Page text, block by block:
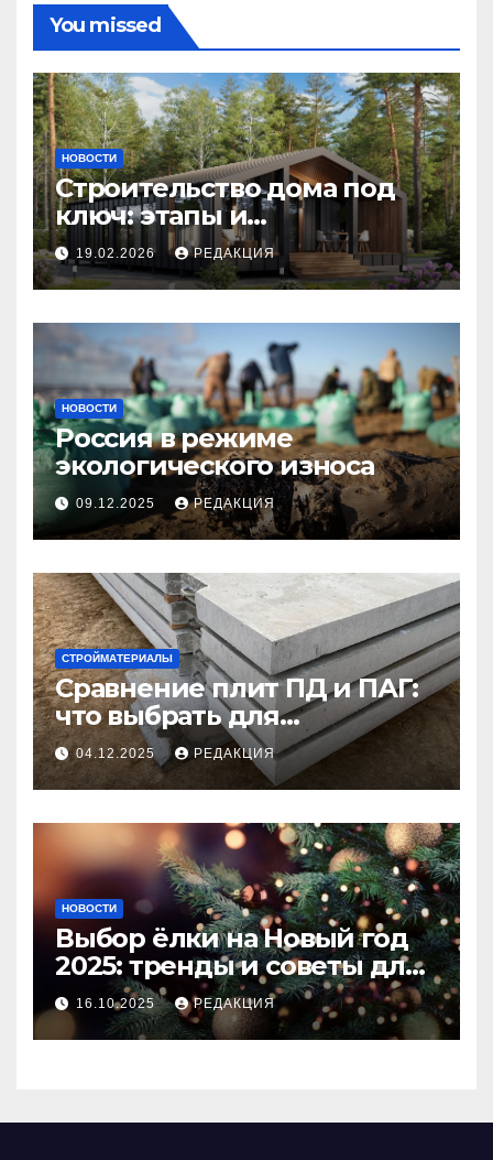
You missed
НОВОСТИ
Строительство дома под
ключ: этапы и
планирование бюджета
19.02.2026 РЕДАКЦИЯ
НОВОСТИ
Россия в режиме
экологического износа
09.12.2025 РЕДАКЦИЯ
СТРОЙМАТЕРИАЛЫ
Сравнение плит ПД и ПАГ:
что выбрать для
долговечного и прочного
покрытия
04.12.2025 РЕДАКЦИЯ
НОВОСТИ
Выбор ёлки на Новый год
2025: тренды и советы для
идеального праздника
16.10.2025 РЕДАКЦИЯ